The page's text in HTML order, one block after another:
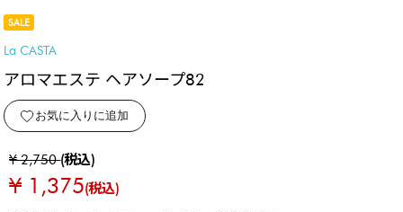
SALE
La CASTA
アロマエステ ヘアソープ82
お気に入りに追加
¥ 2,750(税込)
¥ 1,375(税込)